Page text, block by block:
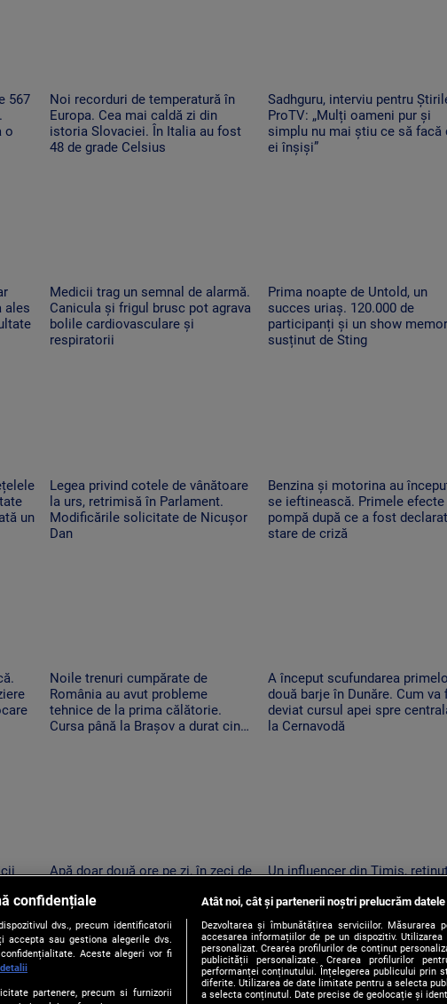
567
o
Noi recorduri de temperatură în
Europa. Cea mai caldă zi din
istoria Slovaciei. În Italia au fost
48 de grade Celsius
Sadhguru, interviu pentru
ProTV: „Mulți oameni pur și
simplu nu mai știu ce să facă
ei înșiși”
ales
Medicii trag un semnal de alarmă.
Canicula și frigul brusc pot agrava
bolile cardiovasculare și
respiratorii
Prima noapte de Untold, un
succes uriaș. 120.000 de
participanți și un show
susținut de Sting
un
Legea privind cotele de vânătoare
la urs, retrimisă în Parlament.
Modificările solicitate de Nicușor
Dan
Benzina și motorina au
se ieftinească. Primele efecte
pompă după ce a fost
stare de criză
Noile trenuri cumpărate de
România au avut probleme
tehnice de la prima călătorie.
Cursa până la Brașov a durat cinci
A început scufundarea
două barje în Dunăre. Cum va
deviat cursul apei spre
la Cernavodă
Arad
Apă doar două ore pe zi, în zeci de
sunt revoltați: apa de la robinet
vine la ore imposibile
Un influencer din Timiș,
pe TikTok
confidențiale
dvs., precum identificatorii
accepta sau gestiona alegerile dvs.
Aceste alegeri vor fi
partenere, precum si furnizorii
Atât noi, cât și partenerii noștri prelucrăm
Dezvoltarea și îmbunătățirea serviciilor. Măsurarea
accesarea informațiilor de pe un dispozitiv.
personalizat. Crearea profilurilor de conținut
publicității personalizate. Crearea profilurilor
performanței conținutului. Înțelegerea publicului prin
diferite. Utilizarea de date limitate pentru a selecta
a selecta conținutul. Date precise de geolocație și